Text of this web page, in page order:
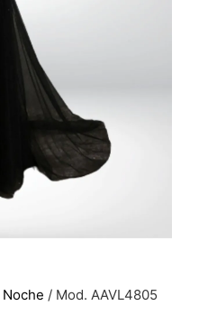
/ Mod. AAVL4805